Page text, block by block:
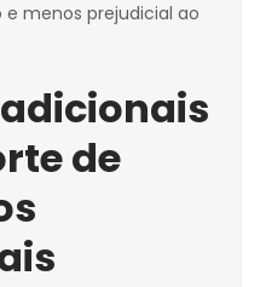
menos prejudicial ao
de